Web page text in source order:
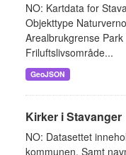
NO: Kartdata for
Objekttype
Arealbrukgrense
Friluftslivsområde...
GeoJSON
Kirker i Stavanger
NO: Datasettet
kommunen. Samt